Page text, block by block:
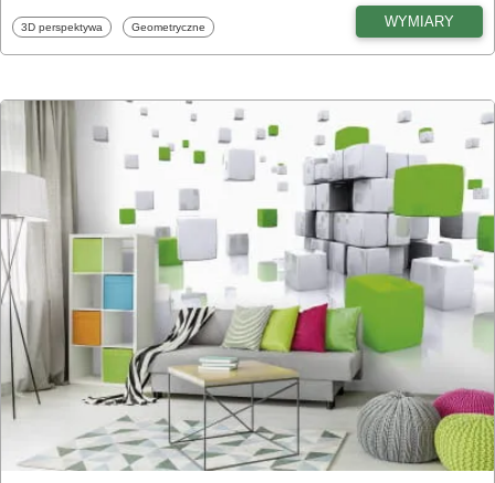
Fototapety
3D perspektywa Fototapety
Geometryczne WYMIARY